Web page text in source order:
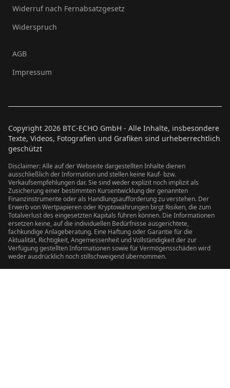
Widerruf nach Fernabsatzgesetz
Widerspruch
AGB
Impressum
Copyright 2026 BTC-ECHO GmbH - Alle Inhalte, insbesondere
Texte, Videos, Fotografien und Grafiken sind urheberrechtlich
geschützt
Disclaimer: Alle auf der Webseite dargestellten Inhalte dienen
ausschließlich der Information und stellen keine Kauf- bzw.
Verkaufsempfehlungen dar. Sie sind weder explizit noch implizit als
Zusicherung einer bestimmten Kursentwicklung der genannten
Finanzinstrumente oder als Handlungsaufforderung zu verstehen. Der
Erwerb von Wertpapieren oder Kryptowährungen birgt Risiken, die zum
Totalverlust des eingesetzten Kapitals führen können. Die Informationen
ersetzen keine, auf die individuellen Bedürfnisse ausgerichtete,
fachkundige Anlageberatung. Eine Haftung oder Garantie für die
Aktualität, Richtigkeit, Angemessenheit und Vollständigkeit der zur
Verfügung gestellten Informationen sowie für Vermögensschäden wird
weder ausdrücklich noch stillschweigend übernommen.